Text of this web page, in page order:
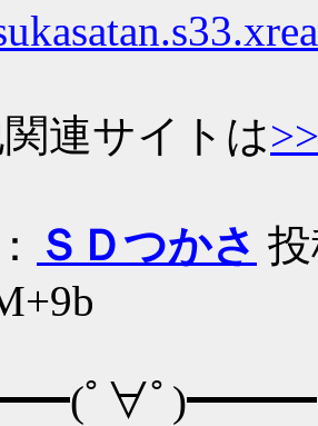
連サイトは
ＳＤつかさ
ﾟ∀ﾟ